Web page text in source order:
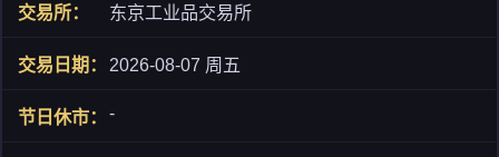
东京工业品交易所
2026-08-07 周五
-